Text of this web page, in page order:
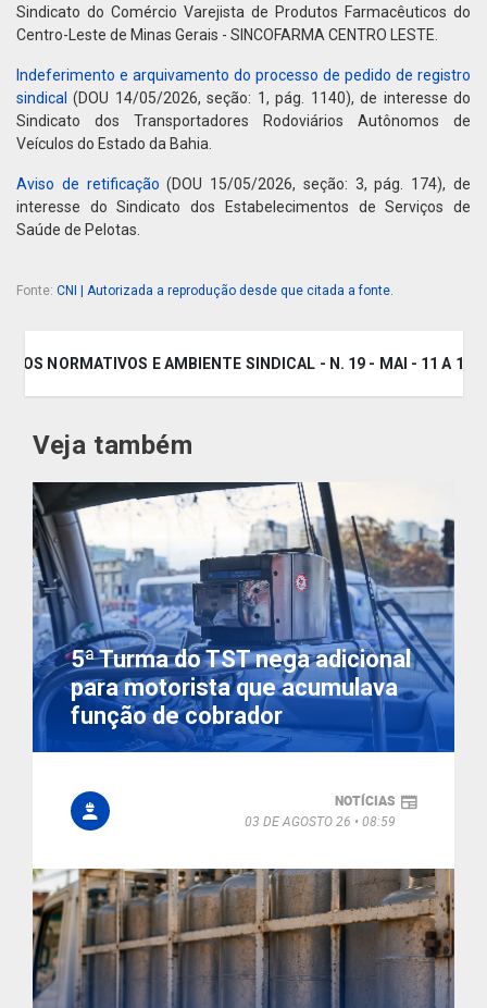
Sindicato do Comércio Varejista de Produtos Farmacêuticos do
Centro-Leste de Minas Gerais - SINCOFARMA CENTRO LESTE.
Indeferimento e arquivamento do processo de pedido de registro
sindical (DOU 14/05/2026, seção: 1, pág. 1140), de interesse do
Sindicato dos Transportadores Rodoviários Autônomos de
Veículos do Estado da Bahia.
Aviso de retificação (DOU 15/05/2026, seção: 3, pág. 174), de
interesse do Sindicato dos Estabelecimentos de Serviços de
Saúde de Pelotas.
Fonte: CNI | Autorizada a reprodução desde que citada a fonte.
ATOS NORMATIVOS E AMBIENTE SINDICAL - N. 19 - MAI - 11 A
Veja também
5ª Turma do TST nega adicional
para motorista que acumulava
função de cobrador
NOTÍCIAS
03 DE AGOSTO 26
08:59